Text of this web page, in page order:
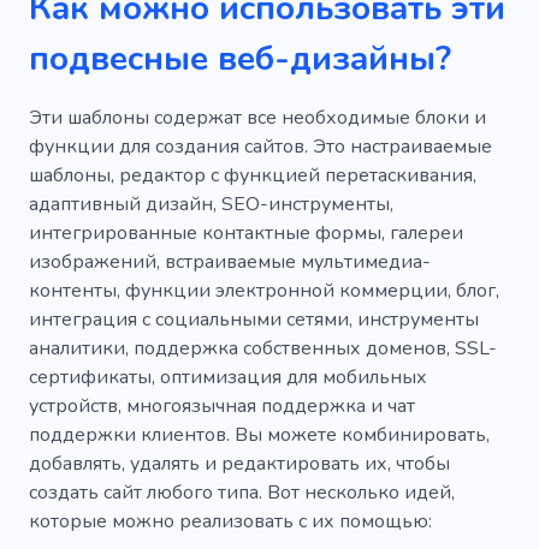
Вручение
Парикмахер
Поддерживать форму
Ночное сиденье
Пастель
Подъем
Круглосуточный
Тот же день
Стена
Тревога
Шаблоны для сайтов
Инструмент
подвесные веб-дизайны?
Эти шаблоны содержат все необходимые блоки и
функции для создания сайтов. Это настраиваемые
шаблоны, редактор с функцией перетаскивания,
адаптивный дизайн, SEO-инструменты,
интегрированные контактные формы, галереи
изображений, встраиваемые мультимедиа-
контенты, функции электронной коммерции, блог,
интеграция с социальными сетями, инструменты
аналитики, поддержка собственных доменов, SSL-
сертификаты, оптимизация для мобильных
устройств, многоязычная поддержка и чат
поддержки клиентов. Вы можете комбинировать,
добавлять, удалять и редактировать их, чтобы
создать сайт любого типа. Вот несколько идей,
которые можно реализовать с их помощью: